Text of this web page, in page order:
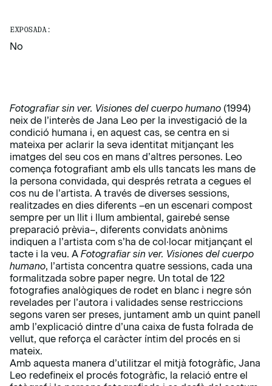
EXPOSADA:
No
Fotografiar sin ver. Visiones del cuerpo humano (1994)
neix de l’interès de Jana Leo per la investigació de la
condició humana i, en aquest cas, se centra en si
mateixa per aclarir la seva identitat mitjançant les
imatges del seu cos en mans d’altres persones. Leo
comença fotografiant amb els ulls tancats les mans de
la persona convidada, qui després retrata a cegues el
cos nu de l’artista. A través de diverses sessions,
realitzades en dies diferents –en un escenari compost
sempre per un llit i llum ambiental, gairebé sense
preparació prèvia–, diferents convidats anònims
indiquen a l’artista com s’ha de col·locar mitjançant el
tacte i la veu. A Fotografiar sin ver. Visiones del cuerpo
humano, l’artista concentra quatre sessions, cada una
formalitzada sobre paper negre. Un total de 122
fotografies analògiques de rodet en blanc i negre són
revelades per l’autora i validades sense restriccions
segons varen ser preses, juntament amb un quint panell
amb l’explicació dintre d’una caixa de fusta folrada de
vellut, que reforça el caràcter íntim del procés en si
mateix.
Amb aquesta manera d’utilitzar el mitjà fotogràfic, Jana
Leo redefineix el procés fotogràfic, la relació entre el